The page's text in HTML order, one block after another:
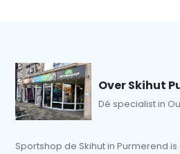
Over Skihut
Dé specialist in
Sportshop de Skihut in Purmerend